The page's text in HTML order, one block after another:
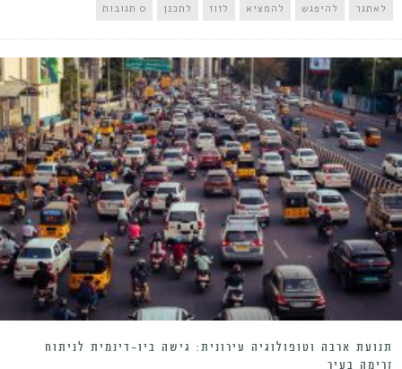
לאתגר להיפגש להמציא לזוז לתכנן 0 תגובות
תנועת ארבה וטופולוגיה עירונית: גישה ביו-דינמית לניתוח
זרימה בעיר